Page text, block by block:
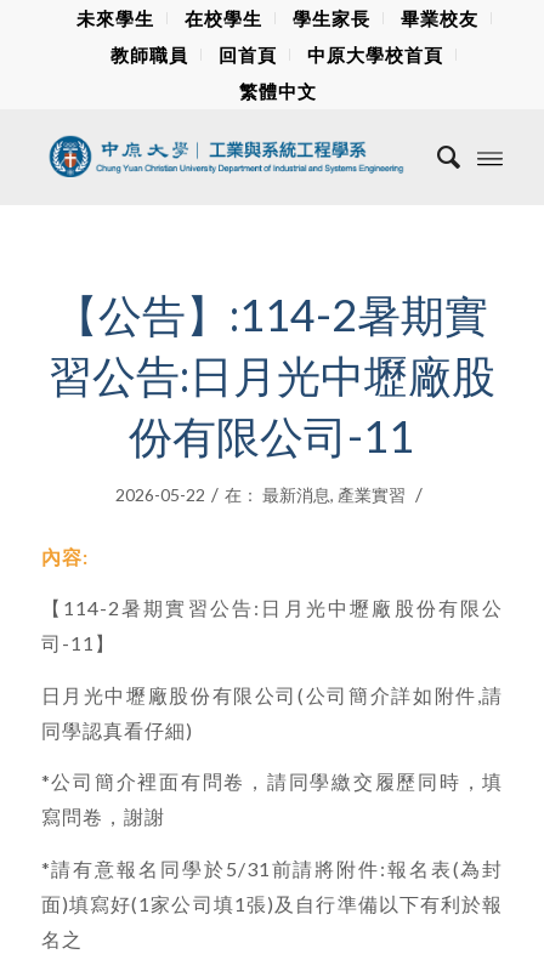
未來學生 在校學生 學生家長
畢業校友
教師職員
回首頁
中原大學校首頁
繁體中文
【公告】:114-2暑期實
習公告:日月光中壢廠股
份有限公司-11
2026-05-22 / 在： 最新消息, 產業實習 /
內容:
【114-2暑期實習公告:日月光中壢廠股份有限公
司-11】
日月光中壢廠股份有限公司(公司簡介詳如附件,請
同學認真看仔細)
*公司簡介裡面有問卷，請同學繳交履歷同時，填
寫問卷，謝謝
*請有意報名同學於5/31前請將附件:報名表(為封
面)填寫好(1家公司填1張)及自行準備以下有利於報
名之